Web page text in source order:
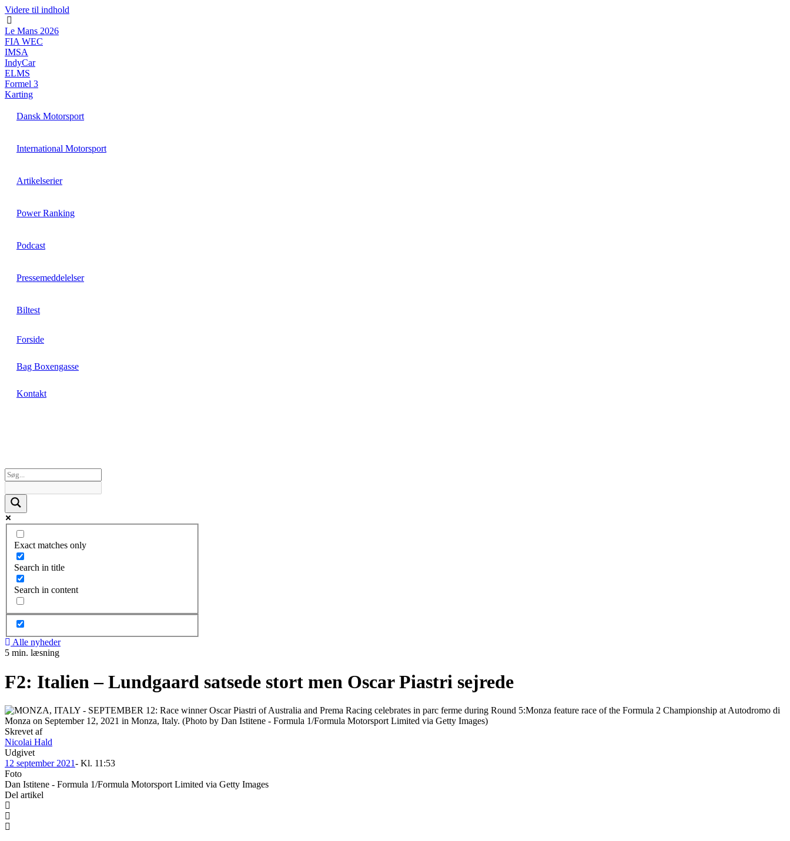
Videre til indhold
Le Mans 2026
FIA WEC
IMSA
IndyCar
ELMS
Formel 3
Karting
Dansk Motorsport
International Motorsport
Artikelserier
Power Ranking
Podcast
Pressemeddelelser
Biltest
Forside
Bag Boxengasse
Kontakt
Exact matches only
Search in title
Search in content
Alle nyheder
5 min. læsning
F2: Italien – Lundgaard satsede stort men Oscar Piastri sejrede
Skrevet af
Nicolai Hald
Udgivet
12 september 2021- Kl. 11:53
Foto
Dan Istitene - Formula 1/Formula Motorsport Limited via Getty Images
Del artikel